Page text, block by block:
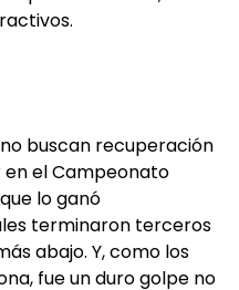
buscan recuperación
el Campeonato
lo ganó
terminaron terceros
abajo. Y, como los
fue un duro golpe no